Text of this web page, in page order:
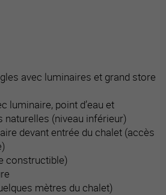
avec luminaires et grand store
luminaire, point d’eau et
naturelles (niveau inférieur)
devant entrée du chalet (accès
constructible)
mètres du chalet)